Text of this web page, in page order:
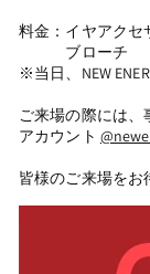
料金：イヤアクセ
ブローチ
※当日、NEW
ご来場の際には、
アカウント
皆様のご来場をお